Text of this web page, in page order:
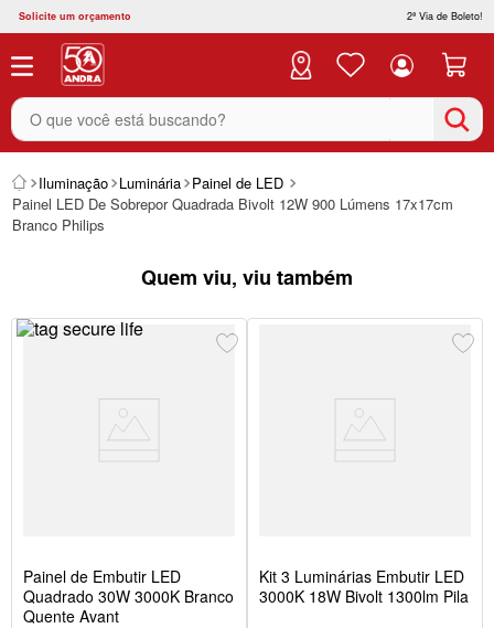
Solicite um orçamento 2ª Via de Boleto!
O que você está buscando?
Iluminação Luminária Painel de LED
Painel LED De Sobrepor Quadrada Bivolt 12W 900 Lúmens 17x17cm
Branco Philips
Quem viu, viu também
Painel de Embutir LED
Quadrado 30W 3000K Branco
Quente Avant
Kit 3 Luminárias Embutir LED
3000K 18W Bivolt 1300lm Pila